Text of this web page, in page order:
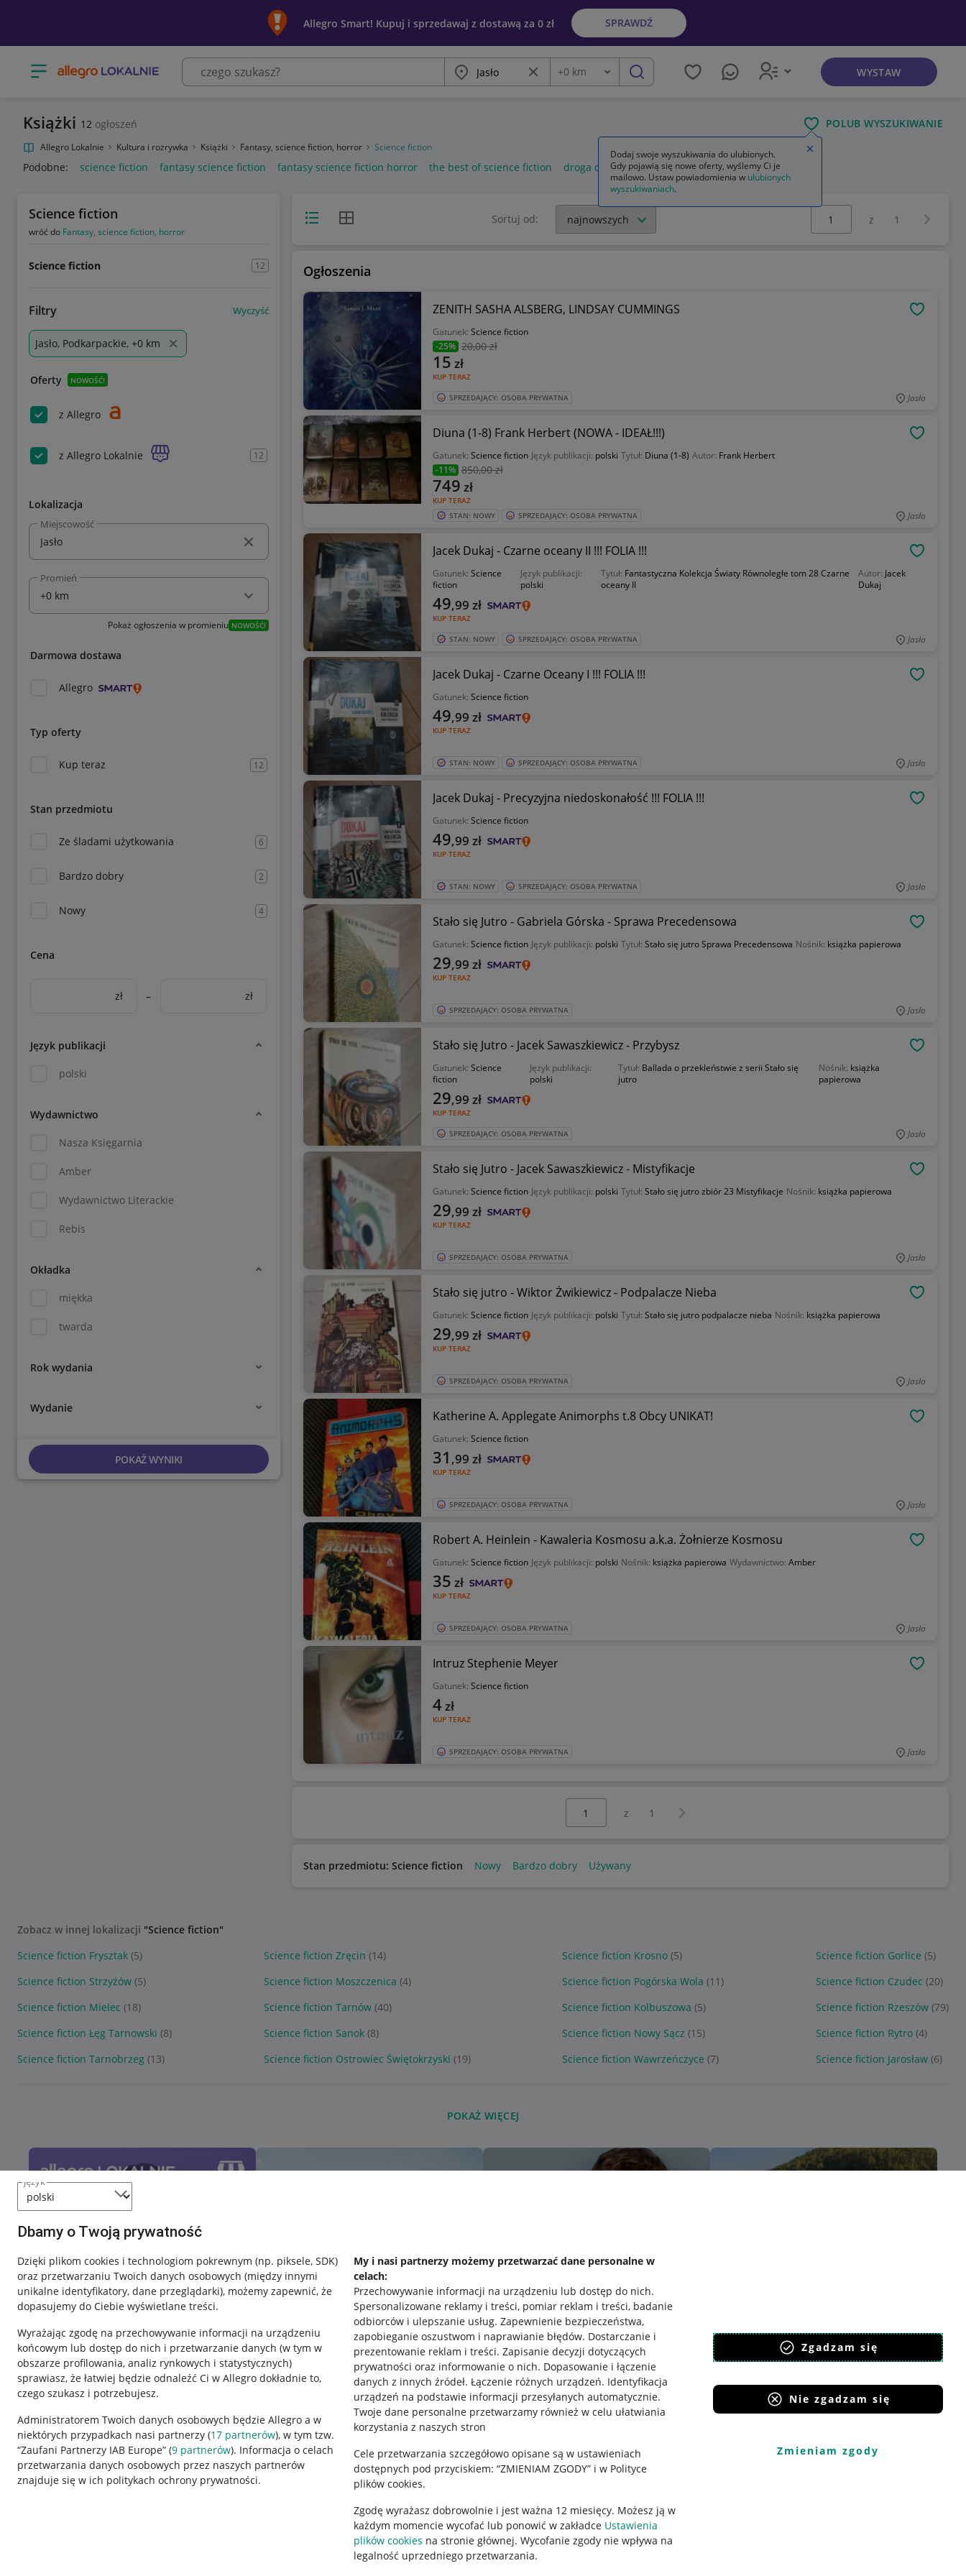
język
Dbamy o Twoją prywatność
Dzięki plikom cookies i technologiom pokrewnym (np. piksele, SDK)
oraz przetwarzaniu Twoich danych osobowych (między innymi
unikalne identyfikatory, dane przeglądarki), możemy zapewnić, że
dopasujemy do Ciebie wyświetlane treści.
Wyrażając zgodę na przechowywanie informacji na urządzeniu
końcowym lub dostęp do nich i przetwarzanie danych (w tym w
obszarze profilowania, analiz rynkowych i statystycznych)
sprawiasz, że łatwiej będzie odnaleźć Ci w Allegro dokładnie to,
czego szukasz i potrzebujesz.
Administratorem Twoich danych osobowych będzie Allegro a w
niektórych przypadkach nasi partnerzy (17 partnerów), w tym tzw.
“Zaufani Partnerzy IAB Europe” (9 partnerów). Informacja o celach
przetwarzania danych osobowych przez naszych partnerów
znajduje się w ich politykach ochrony prywatności.
My i nasi partnerzy możemy przetwarzać dane personalne w
celach:
Przechowywanie informacji na urządzeniu lub dostęp do nich.
Spersonalizowane reklamy i treści, pomiar reklam i treści, badanie
odbiorców i ulepszanie usług. Zapewnienie bezpieczeństwa,
zapobieganie oszustwom i naprawianie błędów. Dostarczanie i
prezentowanie reklam i treści. Zapisanie decyzji dotyczących
prywatności oraz informowanie o nich. Dopasowanie i łączenie
danych z innych źródeł. Łączenie różnych urządzeń. Identyfikacja
urządzeń na podstawie informacji przesyłanych automatycznie.
Twoje dane personalne przetwarzamy również w celu ułatwiania
korzystania z naszych stron
Cele przetwarzania szczegółowo opisane są w ustawieniach
dostępnych pod przyciskiem: “ZMIENIAM ZGODY” i w Polityce
plików cookies.
Zgodę wyrażasz dobrowolnie i jest ważna 12 miesięcy. Możesz ją w
każdym momencie wycofać lub ponowić w zakładce Ustawienia
plików cookies na stronie głównej. Wycofanie zgody nie wpływa na
legalność uprzedniego przetwarzania.
Zgadzam się
Nie zgadzam się
Zmieniam zgody
Allegro Smart! Kupuj i sprzedawaj z dostawą za 0 zł SPRAWDŹ
Otwórz menu z kategoriami Miasto Wyczyść frazę
Odległość
+0 km szukaj WYSTAW
Książki 12 ogłoszeń POLUB WYSZUKIWANIE
Allegro Lokalnie Kultura i rozrywka Książki Fantasy, science fiction, horror Science fiction
Podobne: science fiction fantasy science fiction fantasy science fiction horror the best of science fiction droga do science fiction
Science fiction
wróć do Fantasy, science fiction, horror
Science fiction 12
Filtry Wyczyść
Jasło, Podkarpackie, +0 km
Oferty NOWOŚĆ!
z Allegro
z Allegro Lokalnie 12
Lokalizacja
Miejscowość
Promień
Pokaż ogłoszenia w promieniu NOWOŚĆ!
Darmowa dostawa
Allegro
Typ oferty
Kup teraz 12
Stan przedmiotu
Ze śladami użytkowania 6
Bardzo dobry 2
Nowy 4
Cena
zł – zł
Język publikacji
polski
Wydawnictwo
Nasza Księgarnia
Amber
Wydawnictwo Literackie
Rebis
Okładka
miękka
twarda
Rok wydania
Wydanie
POKAŻ WYNIKI
Widok listyWidok siatki Sortuj od:
Wybierz stronę:
z 1
Ogłoszenia
ZENITH SASHA ALSBERG, LINDSAY CUMMINGS
Gatunek: Science fiction
-25% 20,00 zł
KUP TERAZ
15 zł
SPRZEDAJĄCY: OSOBA PRYWATNA Jasło
Diuna (1-8) Frank Herbert (NOWA - IDEAŁ!!!)
Gatunek: Science fiction Język publikacji: polski Tytuł: Diuna (1-8) Autor: Frank Herbert
-11% 850,00 zł
KUP TERAZ
749 zł
STAN: NOWY SPRZEDAJĄCY: OSOBA PRYWATNA Jasło
Jacek Dukaj - Czarne oceany II !!! FOLIA !!!
Gatunek: Science
fiction
Język publikacji:
polski
Tytuł: Fantastyczna Kolekcja Światy Równoległe tom 28 Czarne
oceany II
Autor: Jacek
Dukaj
KUP TERAZ
49,99 zł
STAN: NOWY SPRZEDAJĄCY: OSOBA PRYWATNA Jasło
Jacek Dukaj - Czarne Oceany I !!! FOLIA !!!
Gatunek: Science fiction
KUP TERAZ
49,99 zł
STAN: NOWY SPRZEDAJĄCY: OSOBA PRYWATNA Jasło
Jacek Dukaj - Precyzyjna niedoskonałość !!! FOLIA !!!
Gatunek: Science fiction
KUP TERAZ
49,99 zł
STAN: NOWY SPRZEDAJĄCY: OSOBA PRYWATNA Jasło
Stało się Jutro - Gabriela Górska - Sprawa Precedensowa
Gatunek: Science fiction Język publikacji: polski Tytuł: Stało się jutro Sprawa Precedensowa Nośnik: książka papierowa
KUP TERAZ
29,99 zł
SPRZEDAJĄCY: OSOBA PRYWATNA Jasło
Stało się Jutro - Jacek Sawaszkiewicz - Przybysz
Gatunek: Science
fiction
Język publikacji:
polski
Tytuł: Ballada o przekleństwie z serii Stało się
jutro
Nośnik: książka
papierowa
KUP TERAZ
29,99 zł
SPRZEDAJĄCY: OSOBA PRYWATNA Jasło
Stało się Jutro - Jacek Sawaszkiewicz - Mistyfikacje
Gatunek: Science fiction Język publikacji: polski Tytuł: Stało się jutro zbiór 23 Mistyfikacje Nośnik: książka papierowa
KUP TERAZ
29,99 zł
SPRZEDAJĄCY: OSOBA PRYWATNA Jasło
Stało się jutro - Wiktor Żwikiewicz - Podpalacze Nieba
Gatunek: Science fiction Język publikacji: polski Tytuł: Stało się jutro podpalacze nieba Nośnik: książka papierowa
KUP TERAZ
29,99 zł
SPRZEDAJĄCY: OSOBA PRYWATNA Jasło
Katherine A. Applegate Animorphs t.8 Obcy UNIKAT!
Gatunek: Science fiction
KUP TERAZ
31 ,99 zł
SPRZEDAJĄCY: OSOBA PRYWATNA Jasło
Robert A. Heinlein - Kawaleria Kosmosu a.k.a. Żołnierze Kosmosu
Gatunek: Science fiction Język publikacji: polski Nośnik: książka papierowa Wydawnictwo: Amber
KUP TERAZ
35 zł
SPRZEDAJĄCY: OSOBA PRYWATNA Jasło
Intruz Stephenie Meyer
Gatunek: Science fiction
KUP TERAZ
4 zł
SPRZEDAJĄCY: OSOBA PRYWATNA Jasło
z 1 Następna strona
Stan przedmiotu: Science fiction Nowy Bardzo dobry Używany
Zobacz w innej lokalizacji "Science fiction"
Science fiction Frysztak (5) Science fiction Zręcin (14) Science fiction Krosno (5) Science fiction Gorlice (5)
Science fiction Strzyżów (5) Science fiction Moszczenica (4) Science fiction Pogórska Wola (11) Science fiction Czudec (20)
Science fiction Mielec (18) Science fiction Tarnów (40) Science fiction Kolbuszowa (5) Science fiction Rzeszów (79)
Science fiction Łęg Tarnowski (8) Science fiction Sanok (8) Science fiction Nowy Sącz (15) Science fiction Rytro (4)
Science fiction Tarnobrzeg (13) Science fiction Ostrowiec Świętokrzyski (19) Science fiction Wawrzeńczyce (7) Science fiction Jarosław (6)
POKAŻ WIĘCEJ
Przydatne informacje
Jak to działa
Napisz do nas
Allegro Gadane dla sprzedających
Regulamin
Polityka plików "cookies"
Ustawienia plików "cookies"
Udostępnianie lokalizacji
Informacje dla Aktu o Usługach Cyfrowych
Pobierz aplikację
Dodaj swoje wyszukiwania do ulubionych.
Gdy pojawią się nowe oferty, wyślemy Ci je
mailowo. Ustaw powiadomienia w ulubionych
wyszukiwaniach.
Zamknij wskazówkę